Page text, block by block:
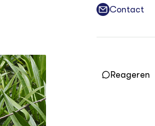
LEREN
Wiki Groen Kennisnet
GROEN KENNISNET
Over ons
Contact
Contact
Reageren